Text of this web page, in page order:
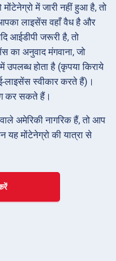
में जारी नहीं हुआ है, तो
लाइसेंस वहाँ वैध है और
आईडीपी जरूरी है, तो
का अनुवाद मंगवाना, जो
होता है (कृपया किराये
लाइसेंस स्वीकार करते हैं)।
कर सकते हैं।
अमेरिकी नागरिक हैं, तो आप
मोंटेनेग्रो की यात्रा से